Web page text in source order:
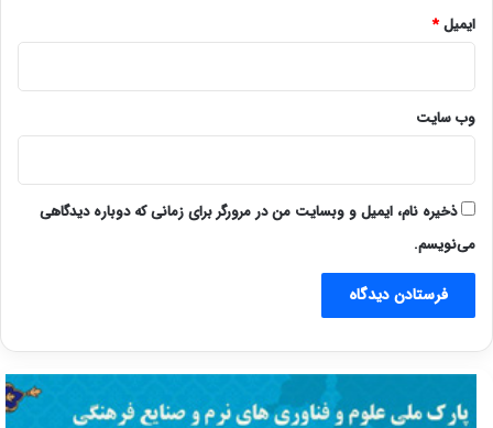
ایمیل*
وب‌ سایت
ذخیره نام، ایمیل و وبسایت من در مرورگر برای زمانی که دوباره دیدگاهی
می‌نویسم.